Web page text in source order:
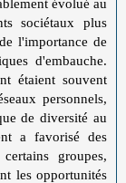
évolué au
sociétaux plus
l'importance de
d'embauche.
étaient souvent
personnels,
de diversité au
a favorisé des
groupes,
les opportunités